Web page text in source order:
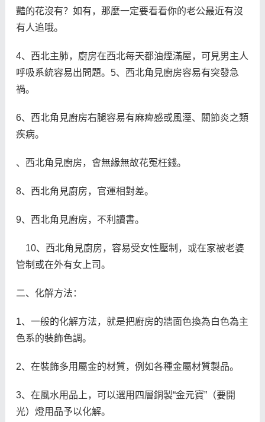
豔的花沒有？如有，那麼一定要看看你的老公最近有沒
有人追哦。
4、西北主肺，廚房在西北每天都油煙滿屋，可見男主人
呼吸系統容易出問題。5、西北角見廚房容易有突發急
禍。
6、西北角見廚房右腿容易有麻痺感或風溼、關節炎之類
疾病。
、西北角見廚房，會無緣無故花冤枉錢。
8、西北角見廚房，官運相對差。
9、西北角見廚房，不利讀書。
10、西北角見廚房，容易受女性壓制，或在家被老婆
管制或在外有女上司。
二、化解方法：
1、一般的化解方法，就是把廚房的牆面色換為白色為主
色系的裝飾色調。
2、在裝飾多用屬金的材質，例如各種金屬材質製品。
3、在風水用品上，可以選用四層銅製“金元寶”（要開
光）燈用品予以化解。